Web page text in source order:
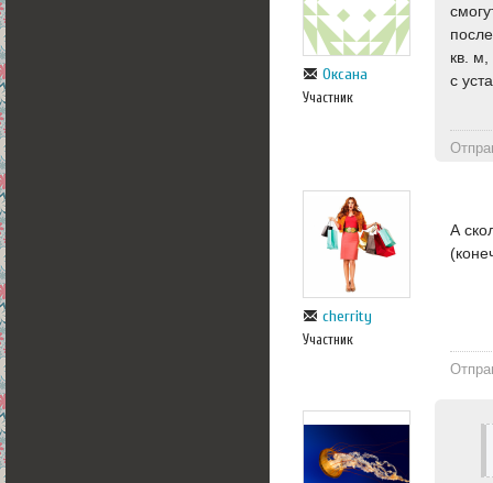
Оксана
Участник
кв. м,
с
cherrity
Участник
А